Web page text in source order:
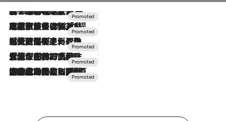
2026.8.7
【トンボの足水浴】ヒノキの香りに包まれて涼感マックス！約13℃の湧水かけ流しを避暑地「星野温泉 トンボの湯」で体験
2026.7.31
【ホテル帰省】という選択肢をOMOが提案。家族とほどよい距離を保つには「昼は実家、夜は気兼ねなくホテルで！」
2026.7.24
【夏限定ディナーコース】旬を迎える稚鮎や花ズッキーニなどをイタリア・トスカーナの郷土料理の手法で満喫！
2026.7.17
「土佐和ハーブかき氷」がOMO7高知に登場！生姜、山椒、大葉など目にも舌にも涼を呼ぶ郷土の味
2026.7.10
NEW OPEN！【界 草津】名湯の地に誕生。趣の異なる2種の温泉と上州ならではの会席・蕎麦割烹など美食を味わう究極の癒やし旅